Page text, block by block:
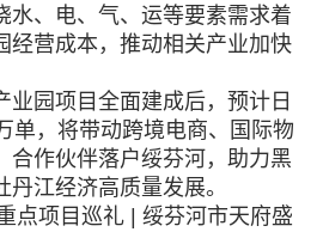
水、电、气、运等要素需求着
经营成本，推动相关产业加快
业园项目全面建成后，预计日
单，将带动跨境电商、国际物
合作伙伴落户绥芬河，助力黑
江经济高质量发展。
点项目巡礼 | 绥芬河市天府盛